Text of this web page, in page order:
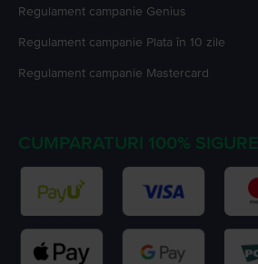
Regulament campanie Genius
Regulament campanie Plata în 10 zile
Regulament campanie Mastercard
CUMPARATURI 100% SIGURE